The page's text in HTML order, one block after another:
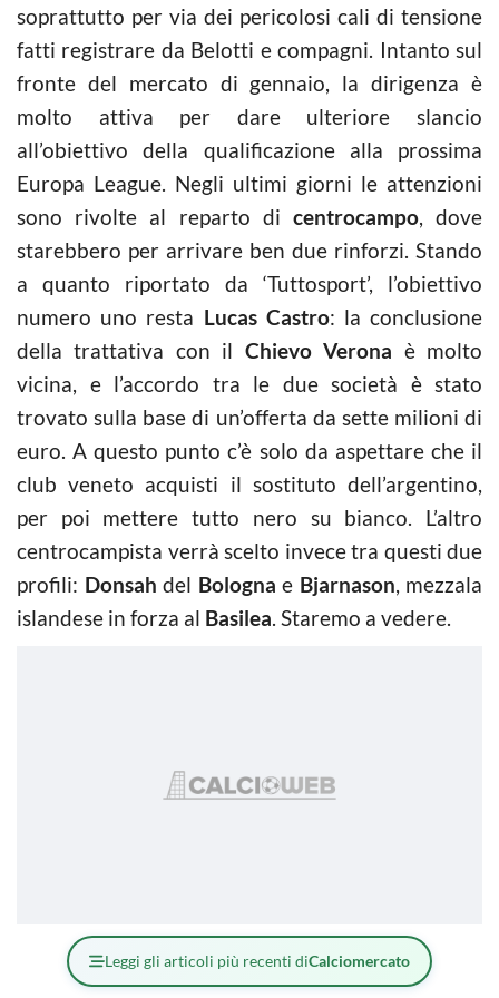
soprattutto per via dei pericolosi cali di tensione
fatti registrare da Belotti e compagni. Intanto sul
fronte del mercato di gennaio, la dirigenza è
molto attiva per dare ulteriore slancio
all’obiettivo della qualificazione alla prossima
Europa League. Negli ultimi giorni le attenzioni
sono rivolte al reparto di centrocampo, dove
starebbero per arrivare ben due rinforzi. Stando
a quanto riportato da ‘Tuttosport’, l’obiettivo
numero uno resta Lucas Castro: la conclusione
della trattativa con il Chievo Verona è molto
vicina, e l’accordo tra le due società è stato
trovato sulla base di un’offerta da sette milioni di
euro. A questo punto c’è solo da aspettare che il
club veneto acquisti il sostituto dell’argentino,
per poi mettere tutto nero su bianco. L’altro
centrocampista verrà scelto invece tra questi due
profili: Donsah del Bologna e Bjarnason, mezzala
islandese in forza al Basilea. Staremo a vedere.
Leggi gli articoli più recenti diCalciomercato